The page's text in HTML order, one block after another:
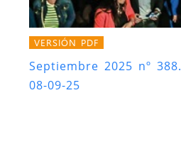
VERSIÓN PDF
Septiembre 2025 nº 388.
08-09-25